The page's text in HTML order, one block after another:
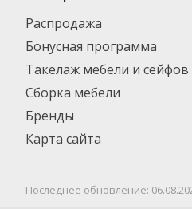
выбрать нужный товар и
транспортной компанией DPD.
Распродажа
Бонусная программа
Такелаж мебели и сейфов
Сборка мебели
Бренды
Карта сайта
Последнее обновление: